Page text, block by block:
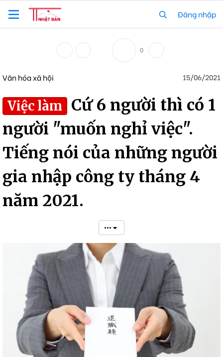
Đăng nhập
0
Văn hóa xã hội 15/06/2021
Việc làm
Cứ 6 người thì có 1
người "muốn nghỉ việc".
Tiếng nói của những người
gia nhập công ty tháng 4
năm 2021.
•••